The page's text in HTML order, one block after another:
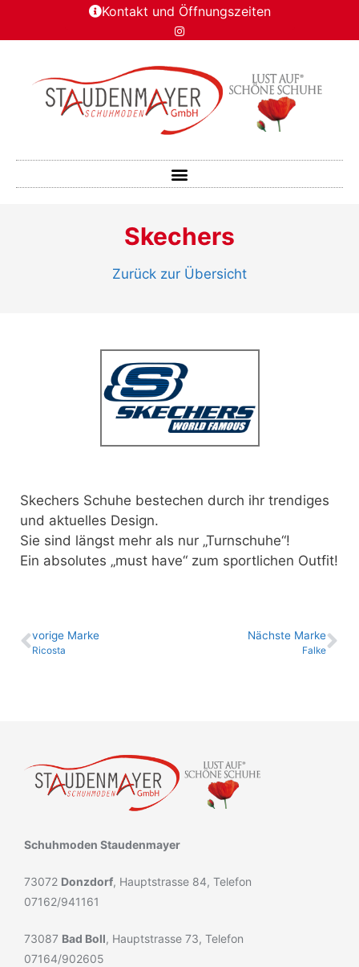
Kontakt und Öffnungszeiten
Skechers
Zurück zur Übersicht
Skechers Schuhe bestechen durch ihr trendiges
und aktuelles Design.
Sie sind längst mehr als nur „Turnschuhe“!
Ein absolutes „must have“ zum sportlichen Outfit!
vo­ri­ge Marke
Ricosta
Nächste Marke
Falke
Schuhmoden Staudenmayer
73072 Donzdorf, Hauptstrasse 84, Telefon
07162/941161
73087 Bad Boll, Hauptstrasse 73, Telefon
07164/902605